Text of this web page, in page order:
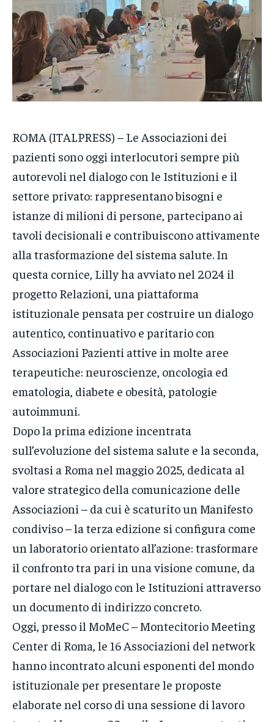
NOTIZIE
CRONACA
VENETO
POLITICA
SPORT
GRUPPO
CONTATTI
NOTIZIE
CRONACA
VENETO
POLITICA
SPORT
GRUPPO
CONTATTI
NOTIZIE
CRONACA
VENETO
POLITICA
SPORT
GRUPPO
CONTATTI
ROMA (ITALPRESS) – Le Associazioni dei
pazienti sono oggi interlocutori sempre più
autorevoli nel dialogo con le Istituzioni e il
settore privato: rappresentano bisogni e
istanze di milioni di persone, partecipano ai
tavoli decisionali e contribuiscono attivamente
alla trasformazione del sistema salute. In
questa cornice, Lilly ha avviato nel 2024 il
progetto Relazioni, una piattaforma
istituzionale pensata per costruire un dialogo
autentico, continuativo e paritario con
Associazioni Pazienti attive in molte aree
terapeutiche: neuroscienze, oncologia ed
ematologia, diabete e obesità, patologie
autoimmuni.
Dopo la prima edizione incentrata
sull’evoluzione del sistema salute e la seconda,
svoltasi a Roma nel maggio 2025, dedicata al
valore strategico della comunicazione delle
Associazioni – da cui è scaturito un Manifesto
condiviso – la terza edizione si configura come
un laboratorio orientato all’azione: trasformare
il confronto tra pari in una visione comune, da
portare nel dialogo con le Istituzioni attraverso
un documento di indirizzo concreto.
Oggi, presso il MoMeC – Montecitorio Meeting
Center di Roma, le 16 Associazioni del network
hanno incontrato alcuni esponenti del mondo
istituzionale per presentare le proposte
elaborate nel corso di una sessione di lavoro